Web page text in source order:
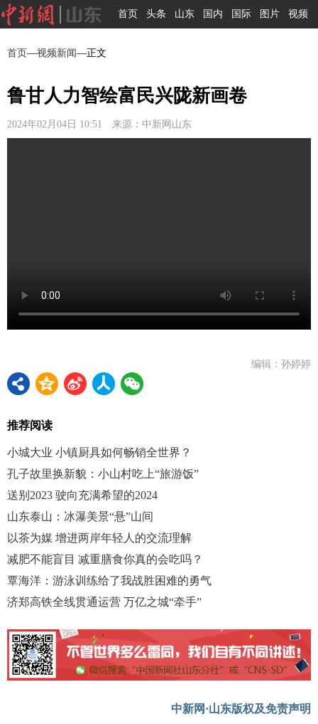
首页 头条 山东 国内 国际 图片 视频
首页—视频新闻—正文
鲁甘人力智绘富民兴陇新画卷
2024年02月04日 10:51 来源：中新网山东
编辑：孙婷婷
推荐阅读
小城大业 小镇厨具如何畅销全世界？
孔子故里换新貌：小山村吃上“旅游饭”
送别2023 驶向充满希望的2024
山东泰山：冰瀑美景“悬”山间
以茶为媒 增进两岸年轻人的交流理解
减肥不能盲目 减重膳食你真的会吃吗？
覃海洋：游泳训练给了我战胜困难的勇气
济郑高铁全线贯通运营 万亿之城“牵手”
中新网·山东版权及免责声明